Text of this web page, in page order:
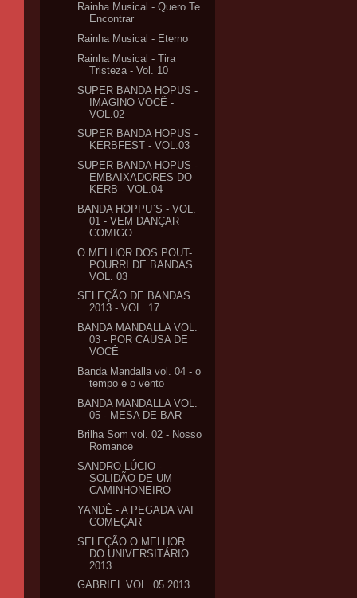
Rainha Musical - Quero Te
Encontrar
Rainha Musical - Eterno
Rainha Musical - Tira
Tristeza - Vol. 10
SUPER BANDA HOPUS -
IMAGINO VOCÊ -
VOL.02
SUPER BANDA HOPUS -
KERBFEST - VOL.03
SUPER BANDA HOPUS -
EMBAIXADORES DO
KERB - VOL.04
BANDA HOPPU`S - VOL.
01 - VEM DANÇAR
COMIGO
O MELHOR DOS POUT-
POURRI DE BANDAS
VOL. 03
SELEÇÃO DE BANDAS
2013 - VOL. 17
BANDA MANDALLA VOL.
03 - POR CAUSA DE
VOCÊ
Banda Mandalla vol. 04 - o
tempo e o vento
BANDA MANDALLA VOL.
05 - MESA DE BAR
Brilha Som vol. 02 - Nosso
Romance
SANDRO LÚCIO -
SOLIDÃO DE UM
CAMINHONEIRO
YANDÊ - A PEGADA VAI
COMEÇAR
SELEÇÃO O MELHOR
DO UNIVERSITÁRIO
2013
GABRIEL VOL. 05 2013